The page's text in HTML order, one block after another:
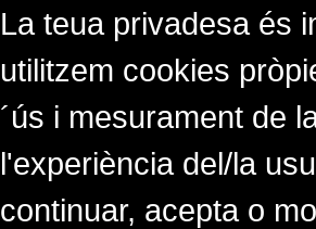
La teua privadesa és
utilitzem cookies
´ús i mesurament de
l'experiència del/la
continuar, acepta o